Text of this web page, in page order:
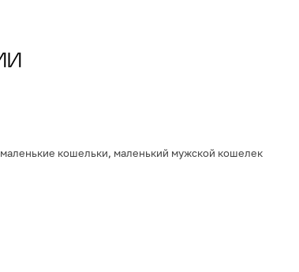
маленькие кошельки, маленький мужской кошелек